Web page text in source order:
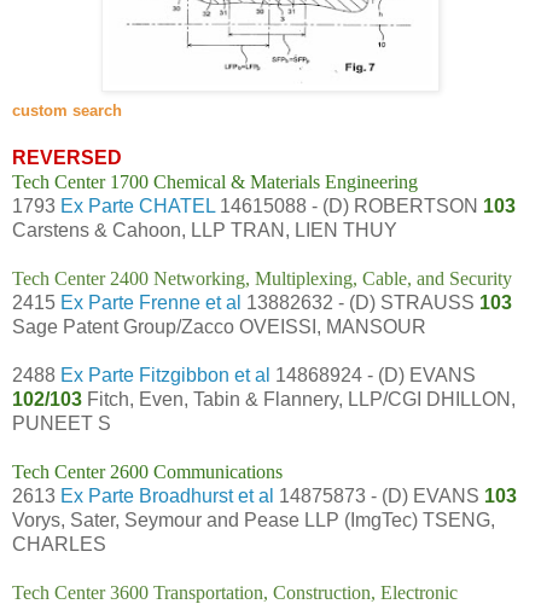
custom search
REVERSED
Tech Center 1700 Chemical & Materials Engineering
1793 Ex Parte CHATEL 14615088 - (D) ROBERTSON 103
Carstens & Cahoon, LLP TRAN, LIEN THUY
Tech Center 2400 Networking, Multiplexing, Cable, and Security
2415 Ex Parte Frenne et al 13882632 - (D) STRAUSS 103
Sage Patent Group/Zacco OVEISSI, MANSOUR
2488 Ex Parte Fitzgibbon et al 14868924 - (D) EVANS
102/103 Fitch, Even, Tabin & Flannery, LLP/CGI DHILLON,
PUNEET S
Tech Center 2600 Communications
2613 Ex Parte Broadhurst et al 14875873 - (D) EVANS 103
Vorys, Sater, Seymour and Pease LLP (ImgTec) TSENG,
CHARLES
Tech Center 3600 Transportation, Construction, Electronic